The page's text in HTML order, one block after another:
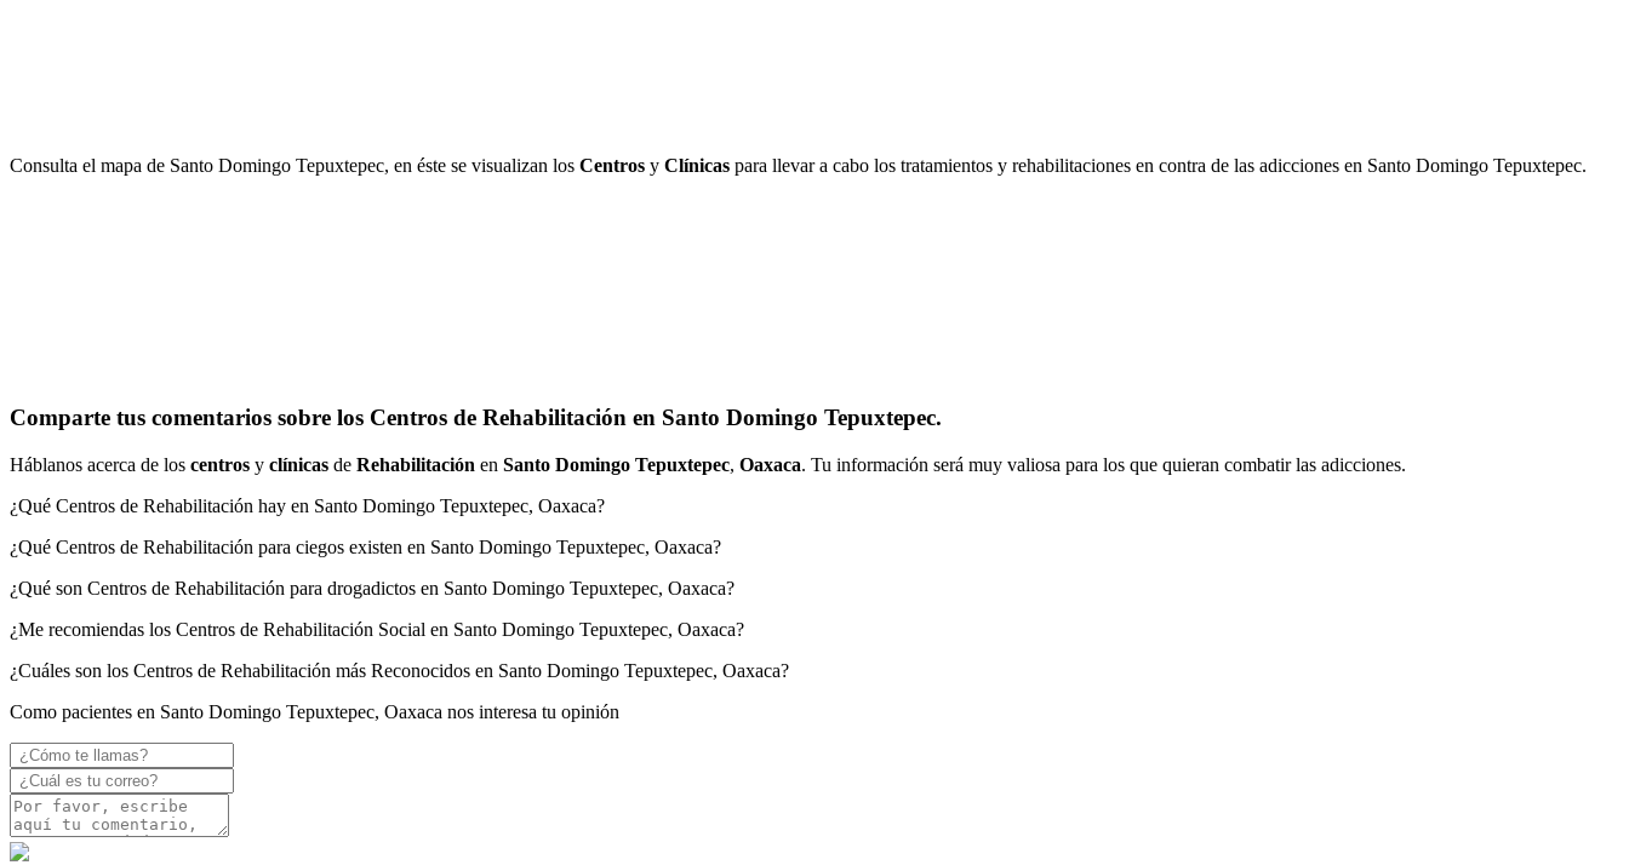
Consulta el mapa de Santo Domingo Tepuxtepec, en éste se visualizan los Centros y Clínicas para llevar a cabo los tratamientos y rehabilitaciones en contra de las adicciones en Santo Domingo Tepuxtepec.
Comparte tus comentarios sobre los Centros de Rehabilitación en Santo Domingo Tepuxtepec.
Háblanos acerca de los centros y clínicas de Rehabilitación en Santo Domingo Tepuxtepec, Oaxaca. Tu información será muy valiosa para los que quieran combatir las adicciones.
¿Qué Centros de Rehabilitación hay en Santo Domingo Tepuxtepec, Oaxaca?
¿Qué Centros de Rehabilitación para ciegos existen en Santo Domingo Tepuxtepec, Oaxaca?
¿Qué son Centros de Rehabilitación para drogadictos en Santo Domingo Tepuxtepec, Oaxaca?
¿Me recomiendas los Centros de Rehabilitación Social en Santo Domingo Tepuxtepec, Oaxaca?
¿Cuáles son los Centros de Rehabilitación más Reconocidos en Santo Domingo Tepuxtepec, Oaxaca?
Como pacientes en Santo Domingo Tepuxtepec, Oaxaca nos interesa tu opinión